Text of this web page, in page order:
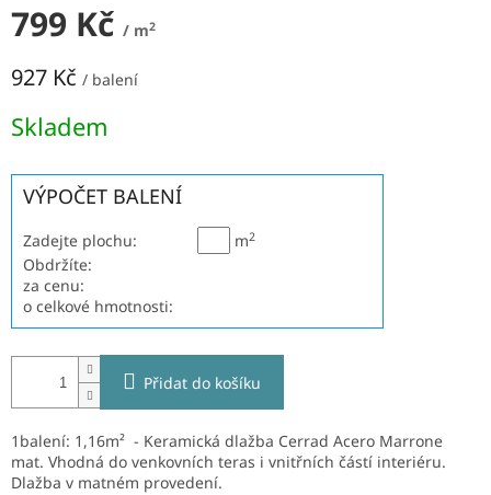
Přihlášení
799 Kč / m2
927 Kč / balení
cena:
Skladem
VÝPOČET BALENÍ
Zadejte plochu: m2
Obdržíte:
za cenu:
o celkové hmotnosti:
Přidat do košíku
1balení: 1,16m² - Keramická dlažba Cerrad Acero Marrone
mat. Vhodná do venkovních teras i vnitřních částí interiéru.
Dlažba v matném provedení.